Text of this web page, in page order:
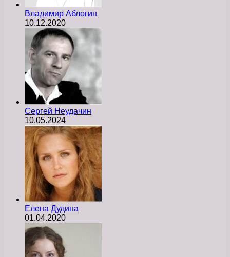
Владимир Аблогин
10.12.2020
Сергей Неудачин
10.05.2024
Елена Дудина
01.04.2020